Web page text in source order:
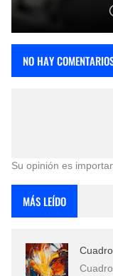
NO HAY
Su opinión es
MÁS LEÍDO